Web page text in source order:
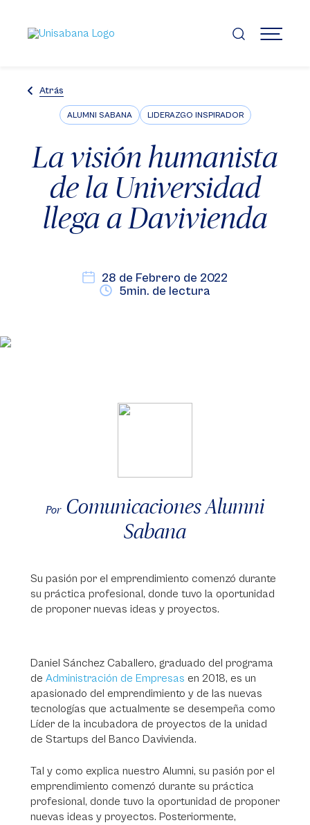
contenido
principal
MENÚ
Atrás
ALUMNI SABANA LIDERAZGO INSPIRADOR
La visión humanista
de la Universidad
llega a Davivienda
28 de Febrero de 2022
5min. de lectura
Por Comunicaciones Alumni
Sabana
Su pasión por el emprendimiento comenzó durante
su práctica profesional, donde tuvo la oportunidad
de proponer nuevas ideas y proyectos.
Daniel Sánchez Caballero, graduado del programa
de Administración de Empresas en 2018, es un
apasionado del emprendimiento y de las nuevas
tecnologías que actualmente se desempeña como
Líder de la incubadora de proyectos de la unidad
de Startups del Banco Davivienda.
Tal y como explica nuestro Alumni, su pasión por el
emprendimiento comenzó durante su práctica
profesional, donde tuvo la oportunidad de proponer
nuevas ideas y proyectos. Posteriormente,